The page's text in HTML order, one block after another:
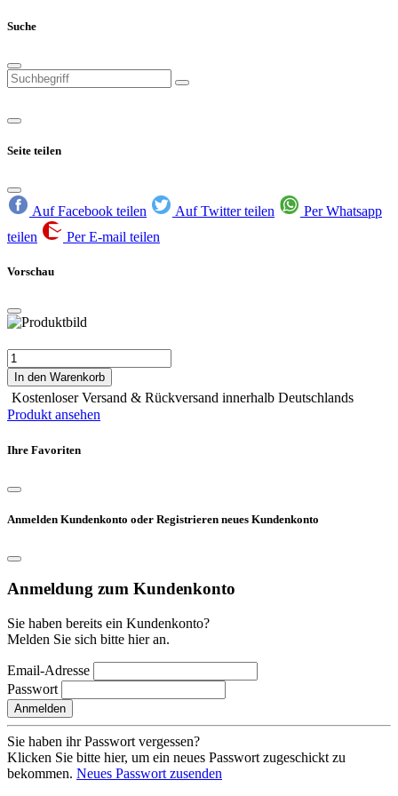
Suche
Seite teilen
Auf Facebook teilen Auf Twitter teilen
Per Whatsapp
teilen
Per E-mail teilen
Vorschau
In den Warenkorb
Kostenloser Versand & Rückversand innerhalb Deutschlands
Produkt ansehen
Ihre Favoriten
Anmelden Kundenkonto oder Registrieren neues Kundenkonto
Anmeldung zum Kundenkonto
Sie haben bereits ein Kundenkonto?
Melden Sie sich bitte hier an.
Email-Adresse
Passwort
Anmelden
Sie haben ihr Passwort vergessen?
Klicken Sie bitte hier, um ein neues Passwort zugeschickt zu
bekommen. Neues Passwort zusenden